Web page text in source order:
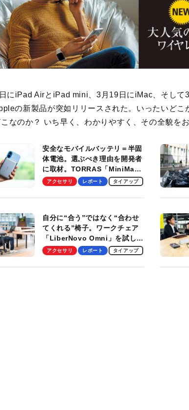
にiPad AirとiPad mini、3月19日にiMac、そして
の新製品が突如リリースされた。いったいどこ
こなのか？ いち早く、わかりやすく、その全貌を
安全なモバイルバッテリ＝半固
体電池。選ぶべき理由を開発者
に取材。TORRAS「MiniMag
Pro」の実機レビューも
アクセサリ レポート タイアップ
自分に“合う”ではなく“合わせ
てくれる”椅子。ワークチェア
「LiberNovo Omni」を試して
わかったその魅力。まさかのス
アクセサリ レポート タイアップ